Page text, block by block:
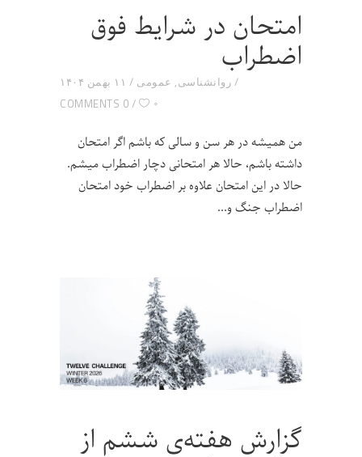
امتحان در شرایط فوق
اضطراب
۱۱ بهمن ۱۴۰۴ روانشناسی, عمومی
0 COMMENTS
۰
من همیشه در هر سن و سالی که باشم اگر امتحان
داشته باشم، حالا هر امتحانی دچار اضطراب میشم.
حالا در این امتحان علاوه بر اضطراب خود امتحان
اضطراب جنگ و
گزارش هفته‌ی ششم از